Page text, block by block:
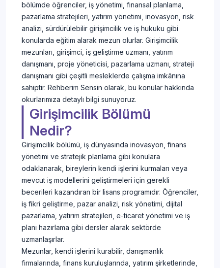
bölümde öğrenciler, iş yönetimi, finansal planlama,
pazarlama stratejileri, yatırım yönetimi, inovasyon, risk
analizi, sürdürülebilir girişimcilik ve iş hukuku gibi
konularda eğitim alarak mezun olurlar. Girişimcilik
mezunları, girişimci, iş geliştirme uzmanı, yatırım
danışmanı, proje yöneticisi, pazarlama uzmanı, strateji
danışmanı gibi çeşitli mesleklerde çalışma imkânına
sahiptir. Rehberim Sensin olarak, bu konular hakkında
okurlarımıza detaylı bilgi sunuyoruz.
Girişimcilik Bölümü
Nedir?
Girişimcilik bölümü, iş dünyasında inovasyon, finans
yönetimi ve stratejik planlama gibi konulara
odaklanarak, bireylerin kendi işlerini kurmaları veya
mevcut iş modellerini geliştirmeleri için gerekli
becerileri kazandıran bir lisans programıdır. Öğrenciler,
iş fikri geliştirme, pazar analizi, risk yönetimi, dijital
pazarlama, yatırım stratejileri, e-ticaret yönetimi ve iş
planı hazırlama gibi dersler alarak sektörde
uzmanlaşırlar.
Mezunlar, kendi işlerini kurabilir, danışmanlık
firmalarında, finans kuruluşlarında, yatırım şirketlerinde,